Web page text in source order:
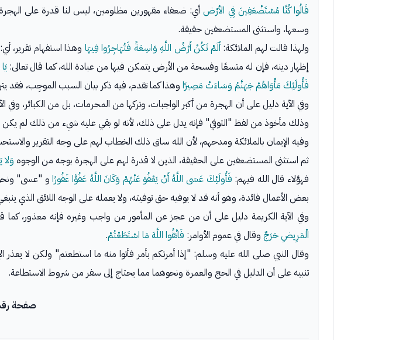
قَالُوا كُنَّا مُسْتَضْعَفِينَ فِي الأرْض
وسعها، واستثنى المستضعفين حقيقة.
ولهذا قالت لهم الملائكة:أَلَمْ تَكُنْ أَرْضُ اللَّهِ وَاسِعَةً فَتُهَاجِرُوا فِيهَا وهذا استفهام تقرير،
إظهار دينه، فإن له متسعًا وفسحة من الأرض يتمكن فيها من عبادة الله، كما قال تعالى:
فَأُولَئِكَ مَأْوَاهُمْ جَهَنَّمُ وَسَاءَتْ مَصِيرًا وهذا كما تقدم، فيه ذكر بيان السبب الموجِب، فقد
وفي الآية دليل على أن الهجرة من أكبر الواجبات، وتركها من المحرمات، بل من الكبائر،
وذلك مأخوذ من لفظ "التوفي" فإنه يدل على ذلك، لأنه لو بقي عليه شيء من ذلك لم يكن
وفيه الإيمان بالملائكة ومدحهم، لأن الله ساق ذلك الخطاب لهم على وجه التقرير
ثم استثنى المستضعفين على الحقيقة، الذين لا قدرة لهم على الهجرة بوجه من الوجوه
فهؤلاء قال الله فيهم: فَأُولَئِكَ عَسَى اللَّهُ أَنْ يَعْفُوَ عَنْهُمْ وَكَانَ اللَّهُ عَفُوًّا غَفُورًاو "عسى"
بعض الأعمال فائدة، وهو أنه قد لا يوفيه حق توفيته، ولا يعمله على الوجه اللائق الذي
وفي الآية الكريمة دليل على أن من عجز عن المأمور من واجب وغيره فإنه معذور، كما
الْمَرِيضِ حَرَجٌ وقال في عموم الأوامر: فَاتَّقُوا اللَّهَ مَا اسْتَطَعْتُمْ.
وقال النبي صلى الله عليه وسلم: "إذا أمرتكم بأمر فأتوا منه ما استطعتم" ولكن لا يعذر
تنبيه على أن الدليل في الحج والعمرة ونحوهما مما يحتاج إلى سفر من شروط الاستطاعة.
صفحة رقم